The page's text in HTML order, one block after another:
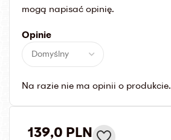
Opinie
Na razie nie ma opinii o produkcie.
mogą napisać opinię.
139,0 PLN